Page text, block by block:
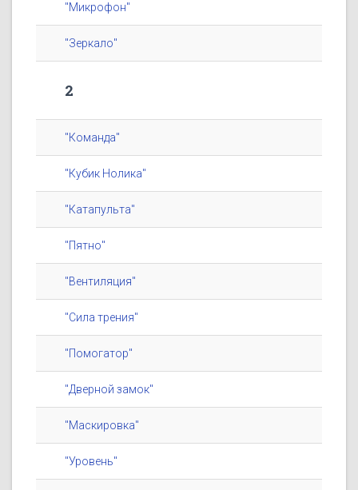
"Микрофон"
"Зеркало"
2
"Команда"
"Кубик Нолика"
"Катапульта"
"Пятно"
"Вентиляция"
"Сила трения"
"Помогатор"
"Дверной замок"
"Маскировка"
"Уровень"